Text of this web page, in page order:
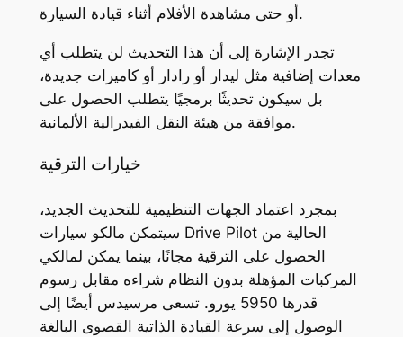
أو حتى مشاهدة الأفلام أثناء قيادة السيارة.
تجدر الإشارة إلى أن هذا التحديث لن يتطلب أي
معدات إضافية مثل ليدار أو رادار أو كاميرات جديدة،
بل سيكون تحديثًا برمجيًا يتطلب الحصول على
موافقة من هيئة النقل الفيدرالية الألمانية.
خيارات الترقية
بمجرد اعتماد الجهات التنظيمية للتحديث الجديد،
سيتمكن مالكو سيارات Drive Pilot الحالية من
الحصول على الترقية مجانًا، بينما يمكن لمالكي
المركبات المؤهلة بدون النظام شراءه مقابل رسوم
قدرها 5950 يورو. تسعى مرسيدس أيضًا إلى
الوصول إلى سرعة القيادة الذاتية القصوى البالغة